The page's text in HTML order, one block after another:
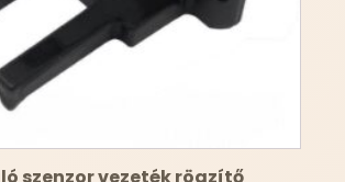
szenzor vezeték rögzítő